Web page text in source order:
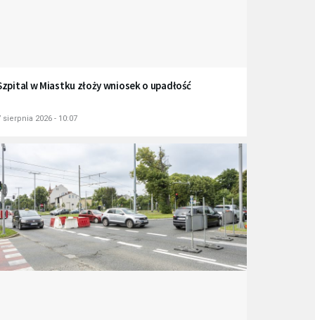
w Miastku złoży wniosek o upadłość
sierpnia 2026 - 10:07